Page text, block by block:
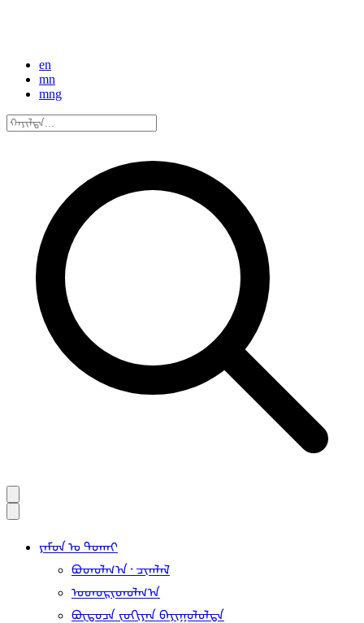
en
mn
mng
ᠶᠠᠮᠤᠨ ᠤ ᠲᠤᠬᠠᠢ
ᠪᠣᠳᠣᠯᠭ᠎ᠠ᠂ ᠴᠢᠭᠯᠡᠯ
ᠤᠳᠤᠷᠢᠳᠤᠯᠭ᠎ᠠ
ᠪᠦᠲᠦᠴᠡ ᠵᠣᠬᠢᠶᠠᠨ ᠪᠠᠶᠢᠭᠤᠯᠤᠯᠲᠠ